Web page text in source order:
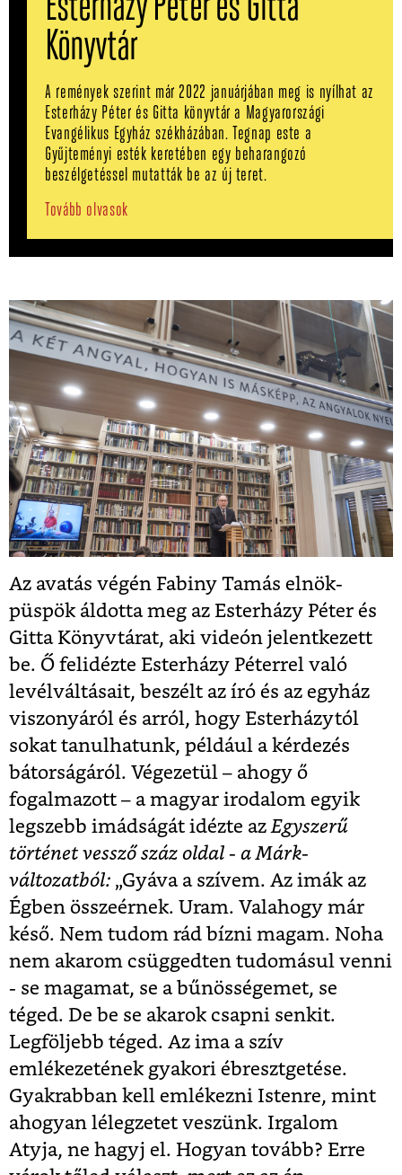
Esterházy Péter és Gitta
Könyvtár
A remények szerint már 2022 januárjában meg is nyílhat az
Esterházy Péter és Gitta könyvtár a Magyarországi
Evangélikus Egyház székházában. Tegnap este a
Gyűjteményi esték keretében egy beharangozó
beszélgetéssel mutatták be az új teret.
Tovább olvasok
Az avatás végén Fabiny Tamás elnök-
püspök áldotta meg az Esterházy Péter és
Gitta Könyvtárat, aki videón jelentkezett
be. Ő felidézte Esterházy Péterrel való
levélváltásait, beszélt az író és az egyház
viszonyáról és arról, hogy Esterházytól
sokat tanulhatunk, például a kérdezés
bátorságáról. Végezetül – ahogy ő
fogalmazott – a magyar irodalom egyik
legszebb imádságát idézte az Egyszerű
történet vessző száz oldal - a Márk-
változatból: „Gyáva a szívem. Az imák az
Égben összeérnek. Uram. Valahogy már
késő. Nem tudom rád bízni magam. Noha
nem akarom csüggedten tudomásul venni
- se magamat, se a bűnösségemet, se
téged. De be se akarok csapni senkit.
Legföljebb téged. Az ima a szív
emlékezetének gyakori ébresztgetése.
Gyakrabban kell emlékezni Istenre, mint
ahogyan lélegzetet veszünk. Irgalom
Atyja, ne hagyj el. Hogyan tovább? Erre